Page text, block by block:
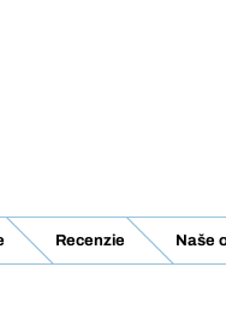
Recenzie Naše